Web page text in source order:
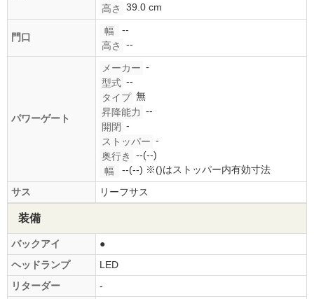
高さ
39.0 cm
門口
幅
--
高さ
--
パワーゲート
メーカー -
型式 --
タイプ 無
昇降能力 --
開閉 -
ストッパー -
奥行き
--(--)
幅
--(--) ※()はストッパー内有効寸法
サス
リーフサス
装備
バックアイ
●
ヘッドランプ
LED
リターダー
-